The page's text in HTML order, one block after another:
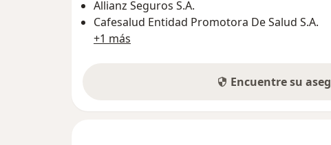
Allianz Seguros S.A.
Cafesalud Entidad Promotora De Salud S.A.
+1 más
Encuentre su